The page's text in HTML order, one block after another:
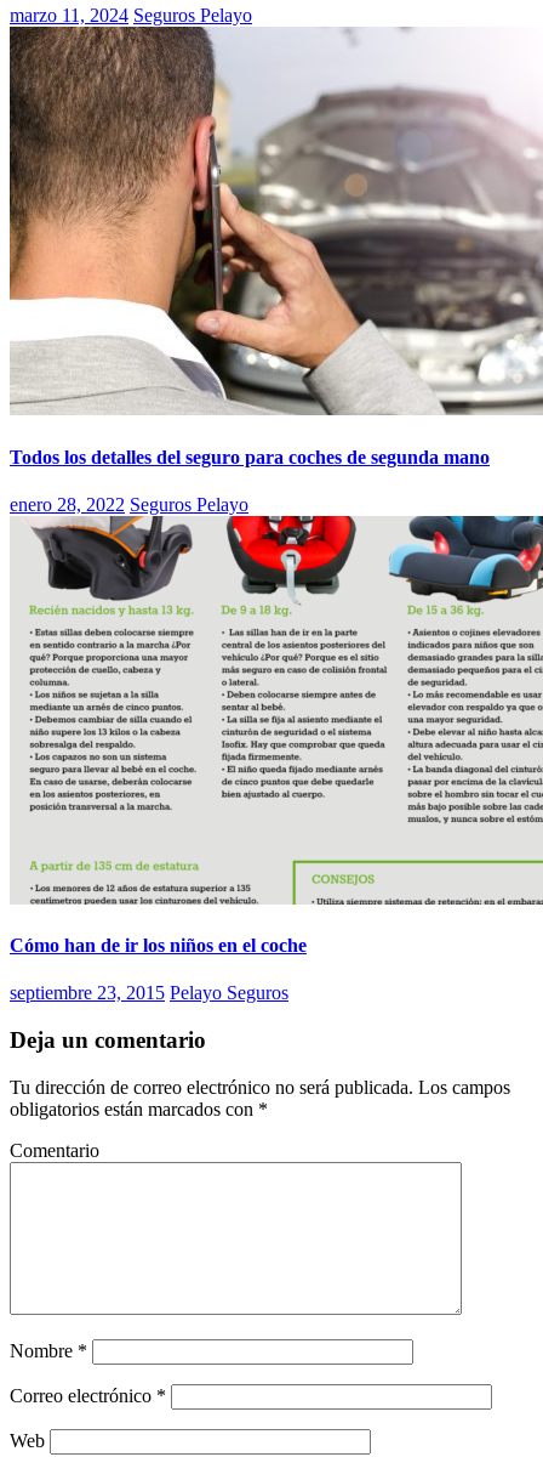
marzo 11, 2024 Seguros Pelayo
Todos los detalles del seguro para coches de segunda mano
enero 28, 2022 Seguros Pelayo
Cómo han de ir los niños en el coche
septiembre 23, 2015 Pelayo Seguros
Deja un comentario
Tu dirección de correo electrónico no será publicada. Los campos
obligatorios están marcados con *
Comentario
Nombre *
Correo electrónico *
Web